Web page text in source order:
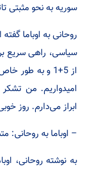
سوریه به نحو مثبتی
روحانی به اوباما
سیاسی، راهی سریع
از 5+1 و به
امیدواریم. من
ابراز می‌دارم. روز
– اوباما به روحانی:
به نوشته روحانی،